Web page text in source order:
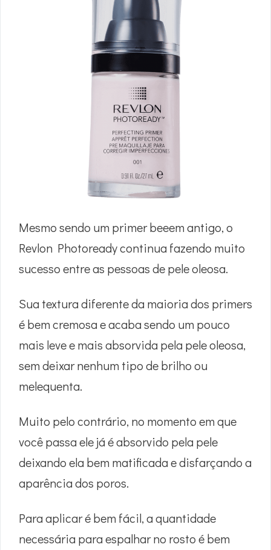
Mesmo sendo um primer beeem antigo, o
Revlon Photoready continua fazendo muito
sucesso entre as pessoas de pele oleosa.
Sua textura diferente da maioria dos primers
é bem cremosa e acaba sendo um pouco
mais leve e mais absorvida pela pele oleosa,
sem deixar nenhum tipo de brilho ou
melequenta.
Muito pelo contrário, no momento em que
você passa ele já é absorvido pela pele
deixando ela bem matificada e disfarçando a
aparência dos poros.
Para aplicar é bem fácil, a quantidade
necessária para espalhar no rosto é bem